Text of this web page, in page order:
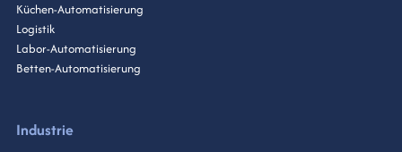
Küchen-Automatisierung
Logistik
Labor-Automatisierung
Betten-Automatisierung
Industrie